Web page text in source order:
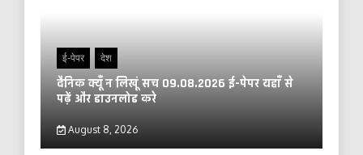
ई-पेपर देश
दैनिक क्यूँ न लिखूं सच 09.08.2026 ई-पेपर यहाँ से
पढ़ें और डाउनलोड करे
August 8, 2026